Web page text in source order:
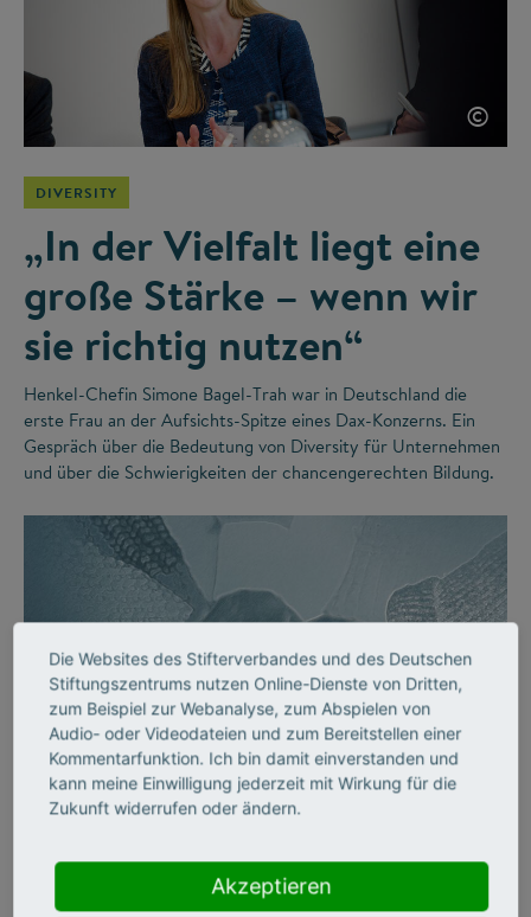
©
DIVERSITY
„In der Vielfalt liegt eine
große Stärke – wenn wir
sie richtig nutzen“
Henkel-Chefin Simone Bagel-Trah war in Deutschland die
erste Frau an der Aufsichts-Spitze eines Dax-Konzerns. Ein
Gespräch über die Bedeutung von Diversity für Unternehmen
und über die Schwierigkeiten der chancengerechten Bildung.
Vielfalt an Hochschulen
Die Websites des Stifterverbandes und des Deutschen
Stiftungszentrums nutzen Online-Dienste von Dritten,
zum Beispiel zur Webanalyse, zum Abspielen von
Audio- oder Videodateien und zum Bereitstellen einer
Kommentarfunktion. Ich bin damit einverstanden und
kann meine Einwilligung jederzeit mit Wirkung für die
Zukunft widerrufen oder ändern.
Akzeptieren